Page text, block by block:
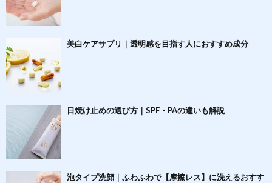
美白ケアサプリ｜透明感を目指す人におすすめ成分
日焼け止めの選び方｜SPF・PAの違いも解説
泡タイプ洗顔｜ふわふわで【摩擦レス】に洗えるおすす